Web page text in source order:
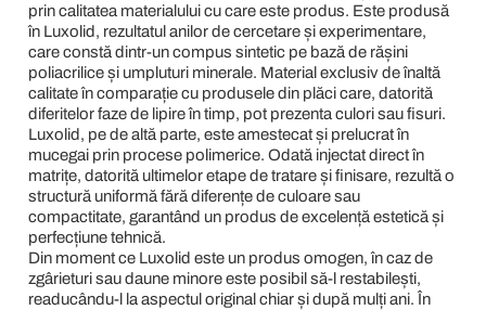
prin calitatea materialului cu care este produs. Este produsă
în Luxolid, rezultatul anilor de cercetare și experimentare,
care constă dintr-un compus sintetic pe bază de rășini
poliacrilice și umpluturi minerale. Material exclusiv de înaltă
calitate în comparație cu produsele din plăci care, datorită
diferitelor faze de lipire în timp, pot prezenta culori sau fisuri.
Luxolid, pe de altă parte, este amestecat și prelucrat în
mucegai prin procese polimerice. Odată injectat direct în
matrițe, datorită ultimelor etape de tratare și finisare, rezultă o
structură uniformă fără diferențe de culoare sau
compactitate, garantând un produs de excelență estetică și
perfecțiune tehnică.
Din moment ce Luxolid este un produs omogen, în caz de
zgârieturi sau daune minore este posibil să-l restabilești,
readucându-l la aspectul original chiar și după mulți ani. În